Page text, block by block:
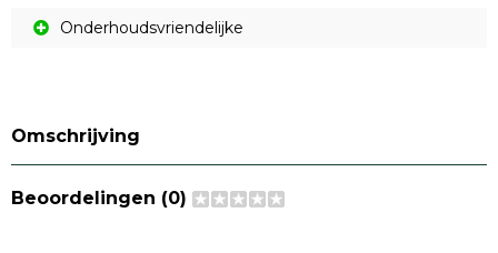
Onderhoudsvriendelijke
Omschrijving
Beoordelingen (0)